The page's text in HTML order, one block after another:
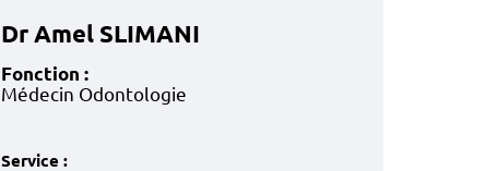
Dr Amel SLIMANI
Fonction :
Médecin Odontologie
Service :